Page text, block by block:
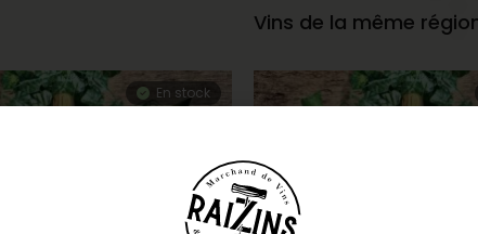
En stock
Vins de la même